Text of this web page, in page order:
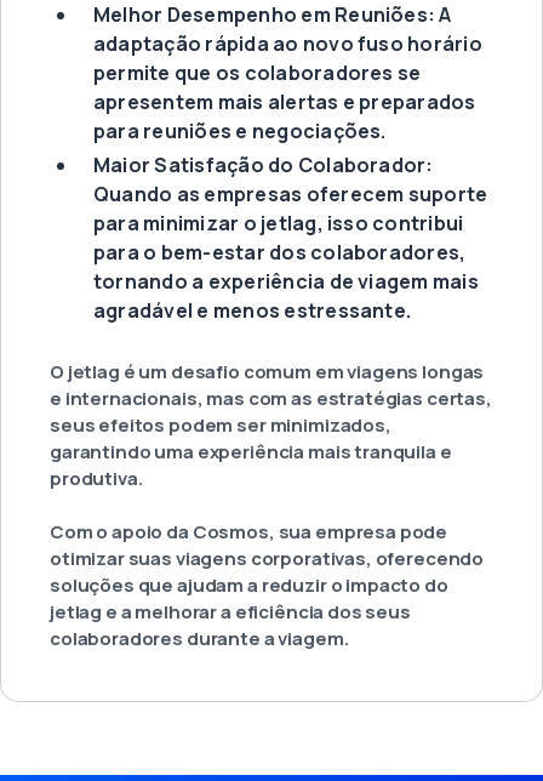
Melhor Desempenho em Reuniões: A
adaptação rápida ao novo fuso horário
permite que os colaboradores se
apresentem mais alertas e preparados
para reuniões e negociações.
Maior Satisfação do Colaborador:
Quando as empresas oferecem suporte
para minimizar o jetlag, isso contribui
para o bem-estar dos colaboradores,
tornando a experiência de viagem mais
agradável e menos estressante.
O jetlag é um desafio comum em viagens longas
e internacionais, mas com as estratégias certas,
seus efeitos podem ser minimizados,
garantindo uma experiência mais tranquila e
produtiva.
Com o apoio da Cosmos, sua empresa pode
otimizar suas viagens corporativas, oferecendo
soluções que ajudam a reduzir o impacto do
jetlag e a melhorar a eficiência dos seus
colaboradores durante a viagem.